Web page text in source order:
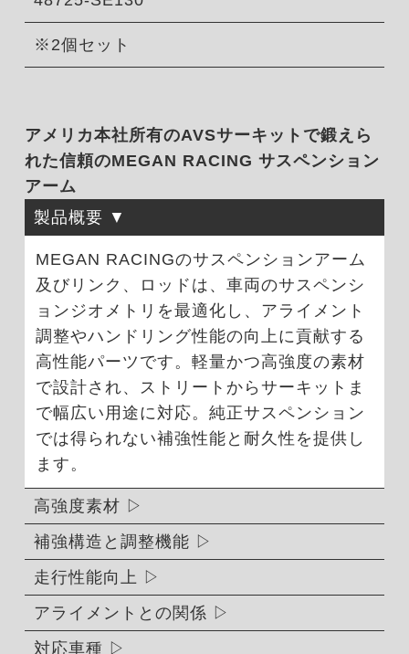
※2個セット
アメリカ本社所有のAVSサーキットで鍛えら
れた信頼のMEGAN RACING サスペンション
アーム
製品概要
MEGAN RACINGのサスペンションアーム
及びリンク、ロッドは、車両のサスペンシ
ョンジオメトリを最適化し、アライメント
調整やハンドリング性能の向上に貢献する
高性能パーツです。軽量かつ高強度の素材
で設計され、ストリートからサーキットま
で幅広い用途に対応。純正サスペンション
では得られない補強性能と耐久性を提供し
ます。
高強度素材
補強構造と調整機能
走行性能向上
アライメントとの関係
対応車種